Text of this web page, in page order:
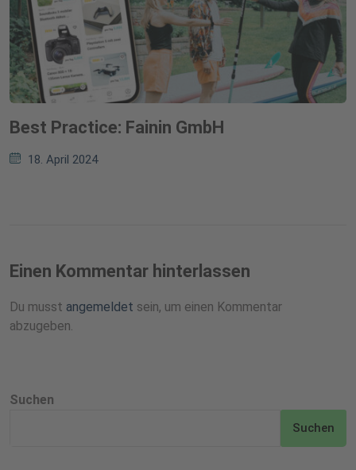
Best Practice: Fainin GmbH
18. April 2024
Einen Kommentar hinterlassen
Du musst angemeldet sein, um einen Kommentar
abzugeben.
Suchen
Suchen